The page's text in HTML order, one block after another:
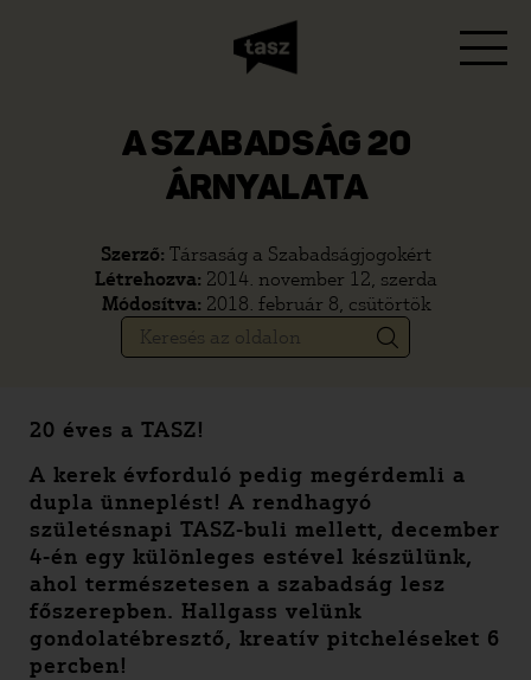
A SZABADSÁG 20
ÁRNYALATA
Szerző: Társaság a Szabadságjogokért
Létrehozva: 2014. november 12, szerda
Módosítva: 2018. február 8, csütörtök
20 éves a TASZ!
A kerek évforduló pedig megérdemli a
dupla ünneplést! A rendhagyó
születésnapi TASZ-buli mellett, december
4-én egy különleges estével készülünk,
ahol természetesen a szabadság lesz
főszerepben. Hallgass velünk
gondolatébresztő, kreatív pitcheléseket 6
percben!